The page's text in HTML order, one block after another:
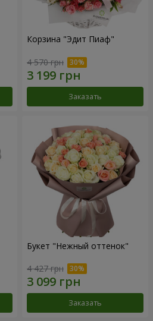
Корзина "Эдит Пиаф"
4 570 грн
Заказать
Букет "Нежный оттенок"
4 427 грн
Заказать